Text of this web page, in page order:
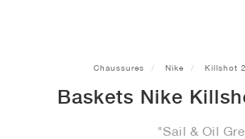
Chaussures Nike Killshot 2
Baskets Nike
"Sail & Oil